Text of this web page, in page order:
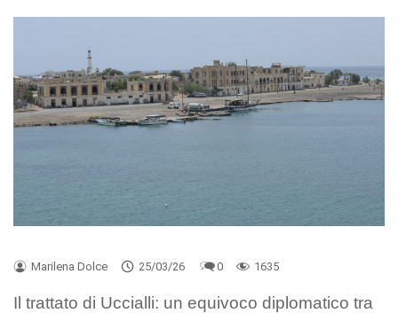
Marilena Dolce 25/03/26 0 1635
Il trattato di Uccialli: un equivoco diplomatico tra